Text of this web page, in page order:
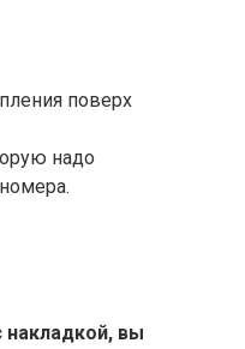
поверх
надо
накладкой, вы